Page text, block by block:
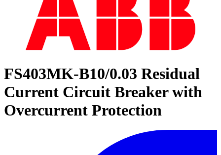
FS403MK-B10/0.03 Residual
Current Circuit Breaker with
Overcurrent Protection